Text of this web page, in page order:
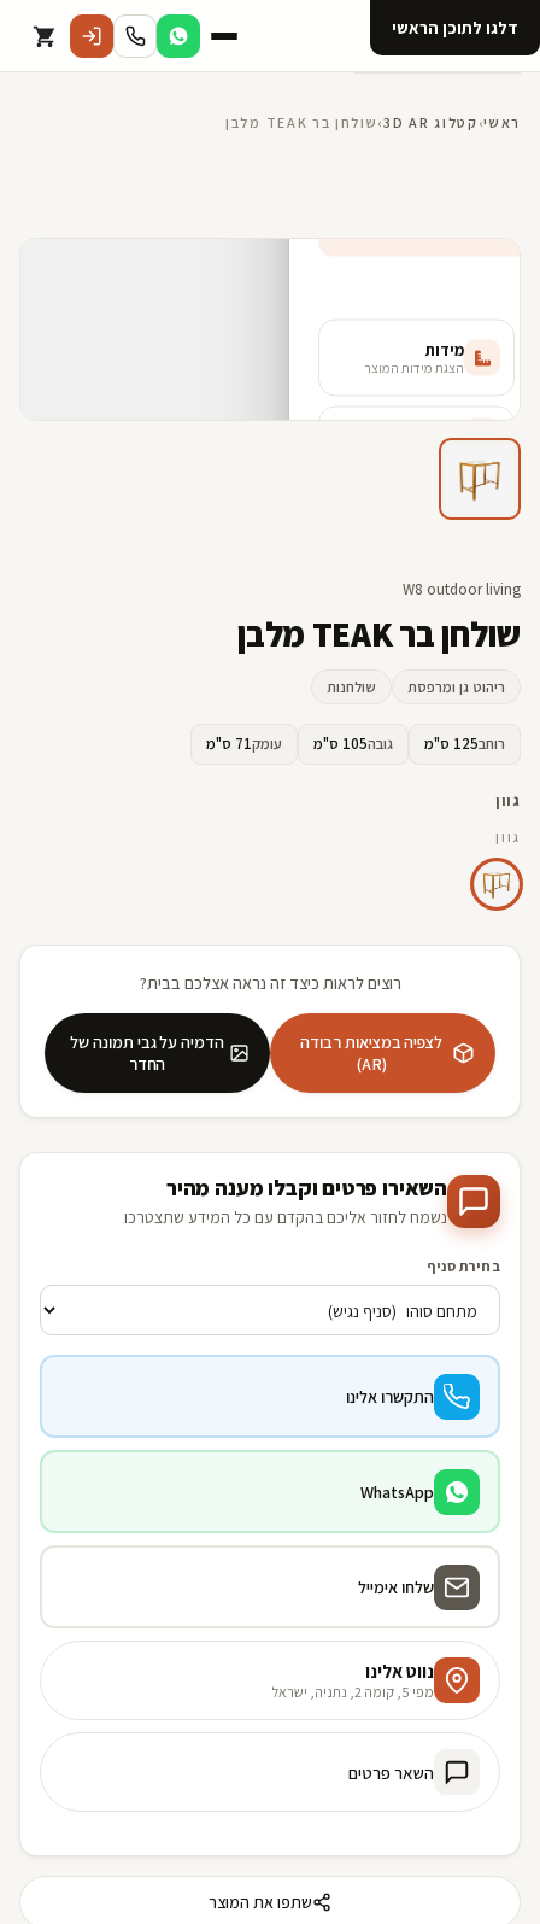
דלגו לתוכן הראשי
קטלוגראשי› קטלוג 3D AR › שולחן בר TEAK מלבן
W8 outdoor living
שולחן בר TEAK מלבן
ריהוט גן ומרפסת שולחנות
רוחב125 ס"מ גובה105 ס"מ עומק71 ס"מ
גוון
גוון
רוצים לראות כיצד זה נראה אצלכם בבית?
לצפיה במציאות רבודה
(AR)
הדמיה על גבי תמונה של
החדר
השאירו פרטים וקבלו מענה מהיר
נשמח לחזור אליכם בהקדם עם כל המידע שתצטרכו
בחירת סניף
התקשרו אלינו
WhatsApp
שלחו אימייל
נווט אלינו
מפי 5, קומה 2, נתניה, ישראל
השאר פרטים
שתפו את המוצר